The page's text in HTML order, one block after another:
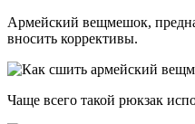
Армейский вещмешок,
вносить коррективы.
Чаще всего такой рюкзак